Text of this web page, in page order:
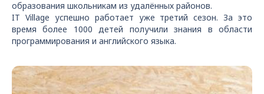
образования школьникам из удалённых районов.
IT Village успешно работает уже третий сезон. За это
время более 1000 детей получили знания в области
программирования и английского языка.